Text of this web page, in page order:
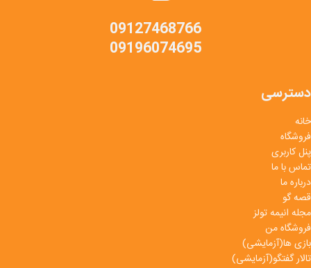
09127468766
09196074695
دسترسی
خانه
فروشگاه
پنل کاربری
تماس با ما
درباره ما
قصه گو
مجله انیمه تولز
فروشگاه من
بازی ها(آزمایشی)
تالار گفتگو(آزمایشی)